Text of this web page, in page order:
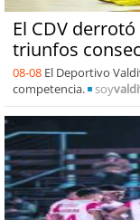
El CDV
triunfos
08-08 El Deportivo
competencia.
soy